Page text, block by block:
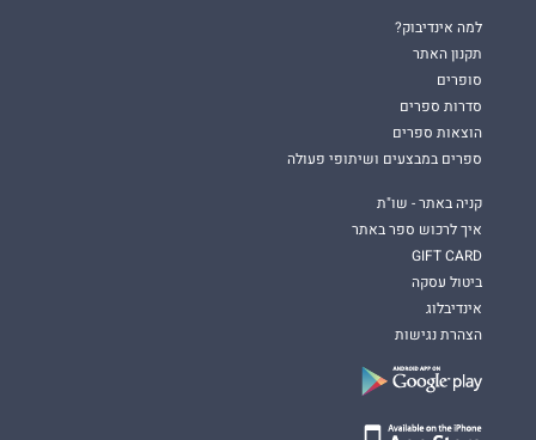
למה אינדיבוק?
תקנון האתר
סופרים
סדרות ספרים
הוצאות ספרים
ספרים במבצעים ושיתופי פעולה
קניה באתר - שו"ת
איך לרכוש ספר באתר
GIFT CARD
ביטול עסקה
אינדיבלוג
הצהרת נגישות